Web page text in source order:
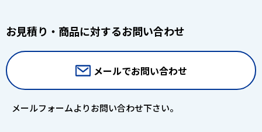
お見積り・商品に対するお問い合わせ
メールでお問い合わせ
メールフォームよりお問い合わせ下さい。